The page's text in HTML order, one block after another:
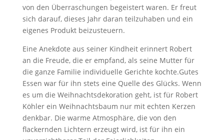
von den Überraschungen begeistert waren. Er freut
sich darauf, dieses Jahr daran teilzuhaben und ein
eigenes Produkt beizusteuern.
Eine Anekdote aus seiner Kindheit erinnert Robert
an die Freude, die er empfand, als seine Mutter für
die ganze Familie individuelle Gerichte kochte.Gutes
Essen war für ihn stets eine Quelle des Glücks. Wenn
es um die Weihnachtsdekoration geht, ist für Robert
Köhler ein Weihnachtsbaum nur mit echten Kerzen
denkbar. Die warme Atmosphäre, die von den
flackernden Lichtern erzeugt wird, ist für ihn ein